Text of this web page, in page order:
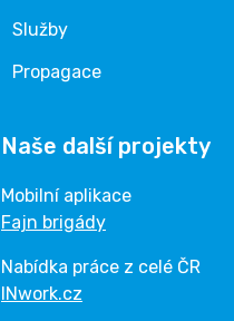
Služby
Propagace
Naše další projekty
Mobilní aplikace
Fajn brigády
Nabídka práce z celé ČR
INwork.cz